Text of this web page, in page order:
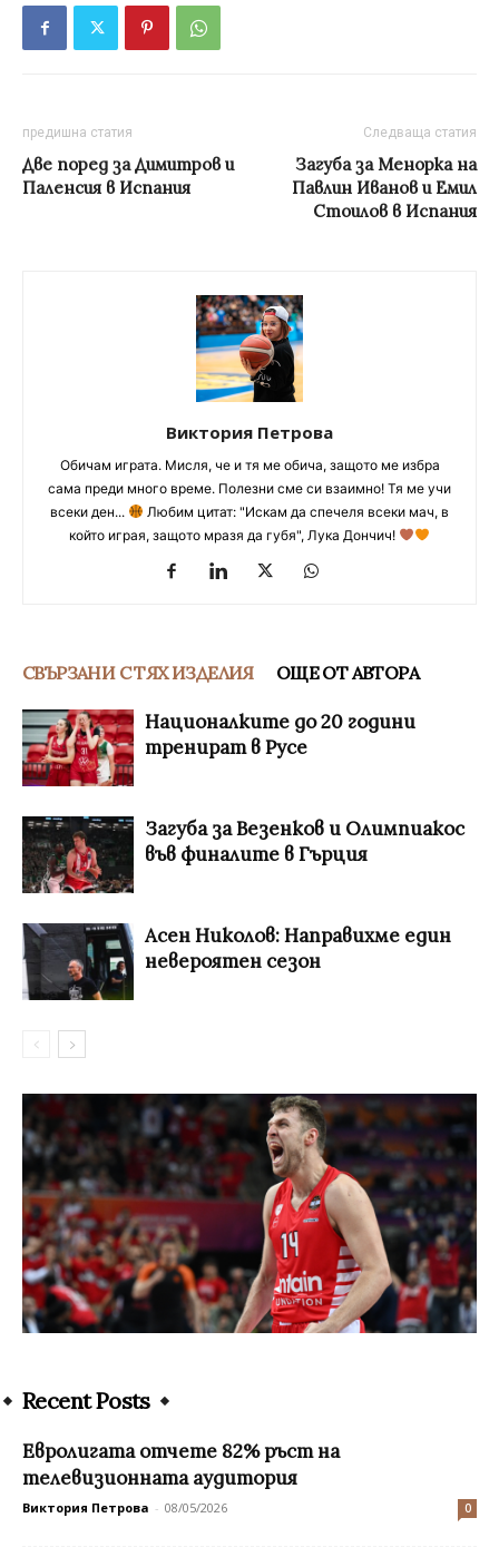
предишна статия
Две поред за Димитров и
Паленсия в Испания
Следваща статия
Загуба за Менорка на
Павлин Иванов и Емил
Стоилов в Испания
Виктория Петрова
Обичам играта. Мисля, че и тя ме обича, защото ме избра
сама преди много време. Полезни сме си взаимно! Тя ме учи
всеки ден...
Любим цитат: "Искам да спечеля всеки мач, в
който играя, защото мразя да губя", Лука Дончич!
СВЪРЗАНИ С ТЯХ ИЗДЕЛИЯ ОЩЕ ОТ АВТОРА
Националките до 20 години
тренират в Русе
Загуба за Везенков и Олимпиакос
във финалите в Гърция
Асен Николов: Направихме един
невероятен сезон
Recent Posts
Евролигата отчете 82% ръст на
телевизионната аудитория
Виктория Петрова - 08/05/2026 0